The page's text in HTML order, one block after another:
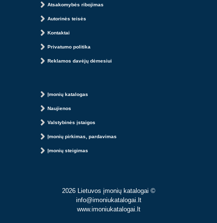
Atsakomybės ribojimas
Autorinės teisės
Kontaktai
Privatumo politika
Reklamos davėjų dėmesiui
Įmonių katalogas
Naujienos
Valstybinės įstaigos
Įmonių pirkimas, pardavimas
Įmonių steigimas
2026 Lietuvos įmonių katalogai ©
info@imoniukatalogai.lt
www.imoniukatalogai.lt